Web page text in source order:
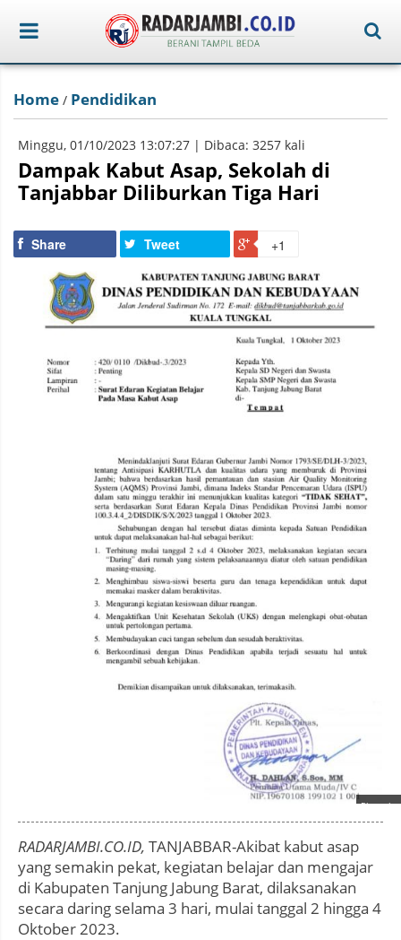
Home / Pendidikan
Minggu, 01/10/2023 13:07:27 | Dibaca: 3257 kali
Dampak Kabut Asap, Sekolah di
Tanjabbar Diliburkan Tiga Hari
Share Tweet +1
Photo by
RADARJAMBI.CO.ID, TANJABBAR-Akibat kabut asap
yang semakin pekat, kegiatan belajar dan mengajar
di Kabupaten Tanjung Jabung Barat, dilaksanakan
secara daring selama 3 hari, mulai tanggal 2 hingga 4
Oktober 2023.